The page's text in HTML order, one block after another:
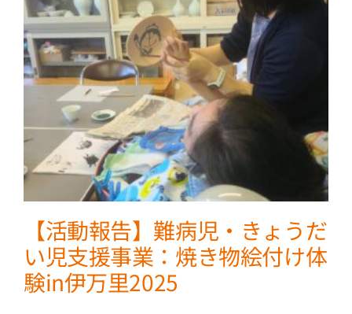
【活動報告】難病児・きょうだ
い児支援事業：焼き物絵付け体
験in伊万里2025